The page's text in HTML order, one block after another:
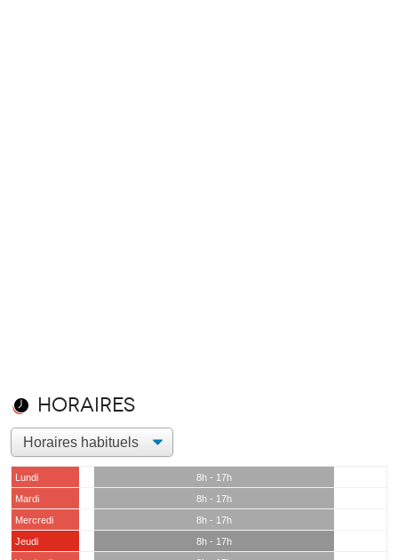
Horaires
Lundi
8h - 17h
Mardi
8h - 17h
Mercredi
8h - 17h
Jeudi
8h - 17h